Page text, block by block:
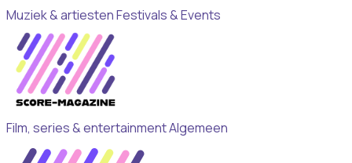
Muziek & artiestenFestivals & Events
Film, series & entertainmentAlgemeen